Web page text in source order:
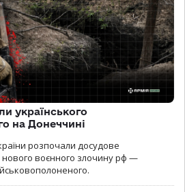
українського
на Донеччині
розпочали досудове
нового воєнного злочину рф —